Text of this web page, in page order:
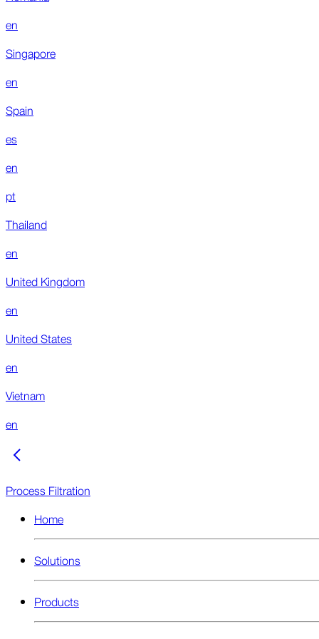
en
Singapore
en
Spain
es
en
pt
Thailand
en
United Kingdom
en
United States
en
Vietnam
en
Process Filtration
Home
Solutions
Products